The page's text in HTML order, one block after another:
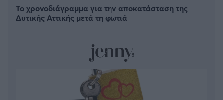
Το χρονοδιάγραμμα για την αποκατάσταση της
Δυτικής Αττικής μετά τη φωτιά